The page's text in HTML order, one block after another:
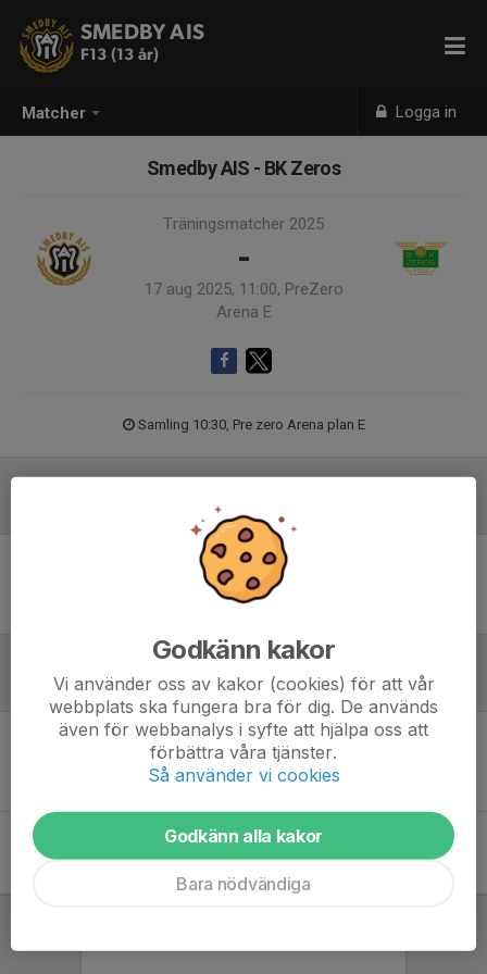
Matcher Logga in
SMEDBY AIS
F13 (13 år)
Smedby AIS - BK Zeros
Träningsmatcher 2025
-
17 aug 2025, 11:00, PreZero
Arena E
Samling 10:30, Pre zero Arena plan E
Ingen uppställning ifylld
Referat
Inget referat skrivet
Godkänn kakor
Vi använder oss av kakor (cookies) för att vår
webbplats ska fungera bra för dig. De används
även för webbanalys i syfte att hjälpa oss att
förbättra våra tjänster.
Så använder vi cookies
Godkänn alla kakor
Bara nödvändiga